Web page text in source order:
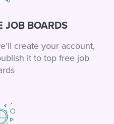
JOB BOARDS
create your account,
it to top free job